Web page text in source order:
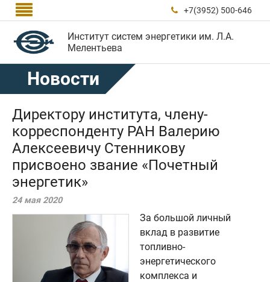
  +7(3952) 500-646
Институт систем энергетики им. Л.А.
Мелентьева
Новости
Директору института, члену-
корреспонденту РАН Валерию
Алексеевичу Стенникову
присвоено звание «Почетный
энергетик»
24 мая 2020
За большой личный
вклад в развитие
топливно-
энергетического
комплекса и